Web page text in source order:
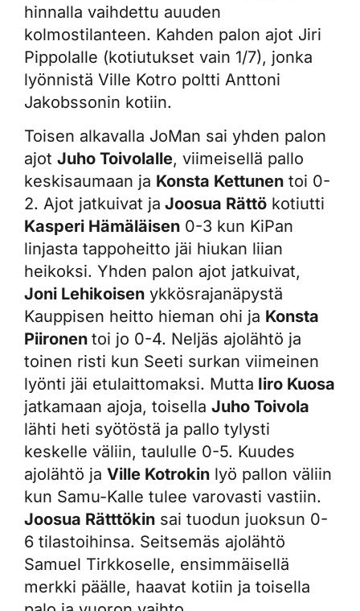
hinnalla vaihdettu auuden
kolmostilanteen. Kahden palon ajot Jiri
Pippolalle (kotiutukset vain 1/7), jonka
lyönnistä Ville Kotro poltti Anttoni
Jakobssonin kotiin.
Toisen alkavalla JoMan sai yhden palon
ajot Juho Toivolalle, viimeisellä pallo
keskisaumaan ja Konsta Kettunen toi 0-
2. Ajot jatkuivat ja Joosua Rättö kotiutti
Kasperi Hämäläisen 0-3 kun KiPan
linjasta tappoheitto jäi hiukan liian
heikoksi. Yhden palon ajot jatkuivat,
Joni Lehikoisen ykkösrajanäpystä
Kauppisen heitto hieman ohi ja Konsta
Piironen toi jo 0-4. Neljäs ajolähtö ja
toinen risti kun Seeti surkan viimeinen
lyönti jäi etulaittomaksi. Mutta Iiro Kuosa
jatkamaan ajoja, toisella Juho Toivola
lähti heti syötöstä ja pallo tylysti
keskelle väliin, taululle 0-5. Kuudes
ajolähtö ja Ville Kotrokin lyö pallon väliin
kun Samu-Kalle tulee varovasti vastiin.
Joosua Rätttökin sai tuodun juoksun 0-
6 tilastoihinsa. Seitsemäs ajolähtö
Samuel Tirkkoselle, ensimmäisellä
merkki päälle, haavat kotiin ja toisella